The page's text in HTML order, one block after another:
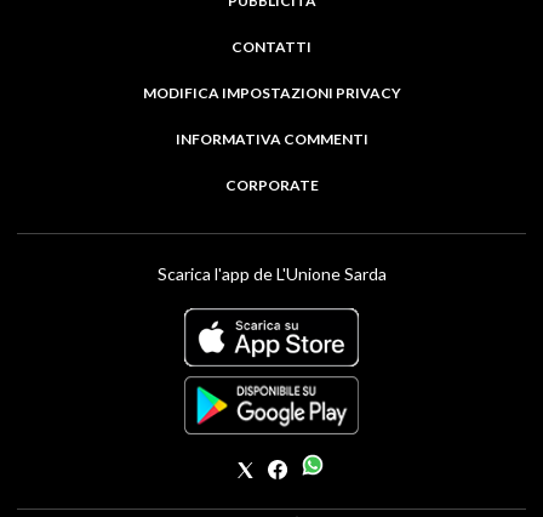
CONTATTI
MODIFICA IMPOSTAZIONI PRIVACY
INFORMATIVA COMMENTI
CORPORATE
Scarica l'app de L'Unione Sarda